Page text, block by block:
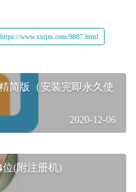
www.xxrjm.com/9887.html
简版（安装完即永久使
2020-12-06
位(附注册机)